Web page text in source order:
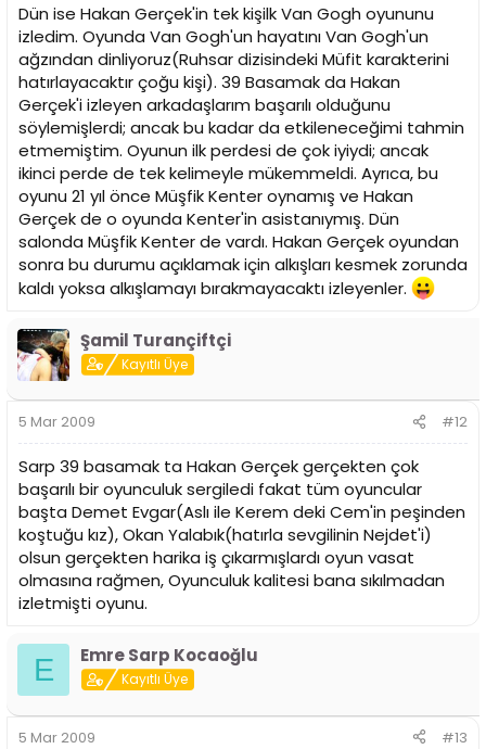
Dün ise Hakan Gerçek'in tek kişilk Van Gogh oyununu
izledim. Oyunda Van Gogh'un hayatını Van Gogh'un
ağzından dinliyoruz(Ruhsar dizisindeki Müfit karakterini
hatırlayacaktır çoğu kişi). 39 Basamak da Hakan
Gerçek'i izleyen arkadaşlarım başarılı olduğunu
söylemişlerdi; ancak bu kadar da etkileneceğimi tahmin
etmemiştim. Oyunun ilk perdesi de çok iyiydi; ancak
ikinci perde de tek kelimeyle mükemmeldi. Ayrıca, bu
oyunu 21 yıl önce Müşfik Kenter oynamış ve Hakan
Gerçek de o oyunda Kenter'in asistanıymış. Dün
salonda Müşfik Kenter de vardı. Hakan Gerçek oyundan
sonra bu durumu açıklamak için alkışları kesmek zorunda
kaldı yoksa alkışlamayı bırakmayacaktı izleyenler.
Şamil Turançiftçi
Kayıtlı Üye
5 Mar 2009 #12
Sarp 39 basamak ta Hakan Gerçek gerçekten çok
başarılı bir oyunculuk sergiledi fakat tüm oyuncular
başta Demet Evgar(Aslı ile Kerem deki Cem'in peşinden
koştuğu kız), Okan Yalabık(hatırla sevgilinin Nejdet'i)
olsun gerçekten harika iş çıkarmışlardı oyun vasat
olmasına rağmen, Oyunculuk kalitesi bana sıkılmadan
izletmişti oyunu.
E Emre Sarp Kocaoğlu
Kayıtlı Üye
5 Mar 2009 #13